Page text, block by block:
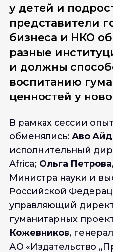
у детей и
представители
бизнеса и НКО
разные
и должны
воспитанию
ценностей у
В рамках сессии
обменялись:Аво
исполнительный
Africa; Ольга Петрова
Министра науки и
Российской
управляющий
гуманитарных
Кожевников,
АО «Издательство